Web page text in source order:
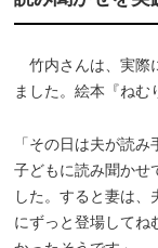
竹内さんは、実際
ました。絵本『ねむ
「その日は夫が読
子どもに読み聞かせ
した。すると妻は、
にずっと登場してね